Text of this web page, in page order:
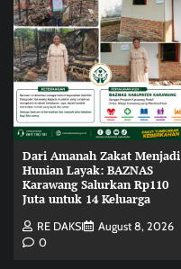
Dari Amanah Zakat Menjadi
Hunian Layak: BAZNAS
Karawang Salurkan Rp110
Juta untuk 14 Keluarga
RE DAKSI
August 8, 2026
0